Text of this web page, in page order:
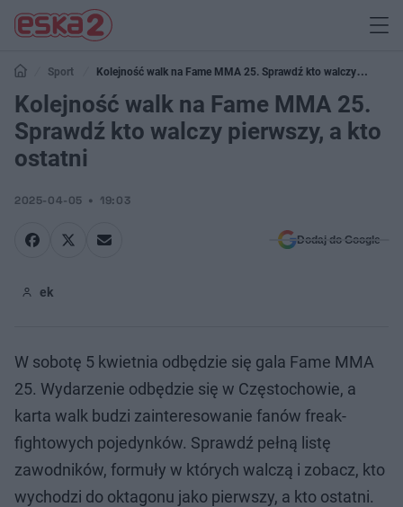
Sport
Kolejność walk na Fame MMA 25. Sprawdź kto walczy
pierwszy, a kto ostatni
Kolejność walk na Fame MMA 25.
Sprawdź kto walczy pierwszy, a kto
ostatni
2025-04-05 19:03
Dodaj do Google
ek
W sobotę 5 kwietnia odbędzie się gala Fame MMA
25. Wydarzenie odbędzie się w Częstochowie, a
karta walk budzi zainteresowanie fanów freak-
fightowych pojedynków. Sprawdź pełną listę
zawodników, formuły w których walczą i zobacz, kto
wychodzi do oktagonu jako pierwszy, a kto ostatni.